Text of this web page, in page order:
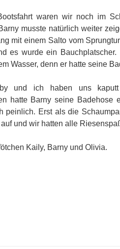
waren wir noch im
musste natürlich weiter
mit einem Salto vom
es wurde ein
Wasser, denn er hatte seine
und ich haben uns kaputt
hatte Barny seine Badehose
peinlich. Erst als die
und wir hatten alle
Kaily, Barny und Olivia.